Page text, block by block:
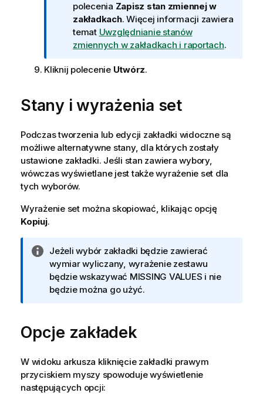
o
r
m
a
j
polecenia Zapisz stan zmiennej w
zakładkach. Więcej informacji zawiera
temat Uwzględnianie stanów
zmiennych w zakładkach i raportach.
Kliknij polecenie Utwórz.
Stany i wyrażenia set
Podczas tworzenia lub edycji zakładki widoczne są
możliwe alternatywne stany, dla których zostały
ustawione zakładki. Jeśli stan zawiera wybory,
wówczas wyświetlane jest także wyrażenie set dla
tych wyborów.
Wyrażenie set można skopiować, klikając opcję
Kopiuj.
I
n
f
o
a
c
a
Jeżeli wybór zakładki będzie zawierać
wymiar wyliczany, wyrażenie zestawu
będzie wskazywać MISSING VALUES i nie
będzie można go użyć.
Opcje zakładek
W widoku arkusza kliknięcie zakładki prawym
przyciskiem myszy spowoduje wyświetlenie
następujących opcji: